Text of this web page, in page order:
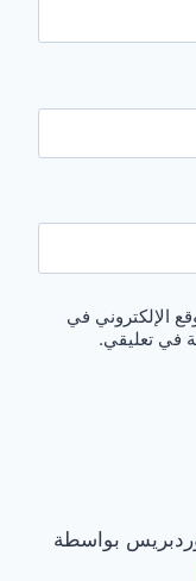
الإلكتروني في
في تعليقي.